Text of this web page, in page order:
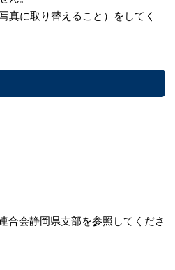
真に取り替えること）をしてく
合会静岡県支部を参照してくださ